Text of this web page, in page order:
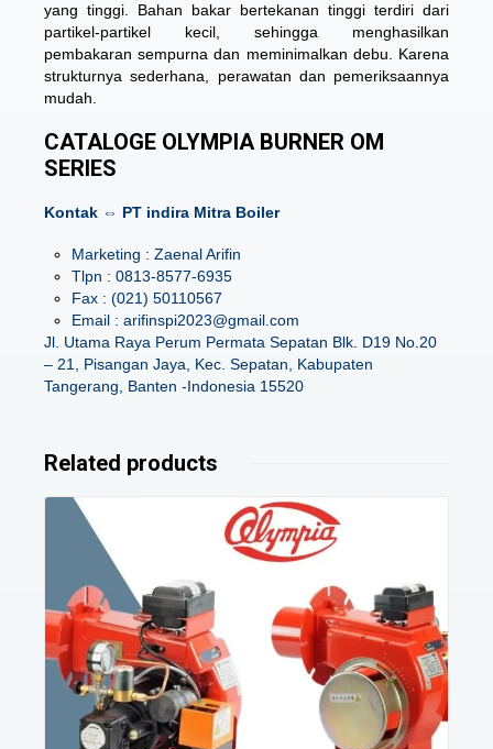
yang tinggi. Bahan bakar bertekanan tinggi terdiri dari
partikel-partikel kecil, sehingga menghasilkan
pembakaran sempurna dan meminimalkan debu. Karena
strukturnya sederhana, perawatan dan pemeriksaannya
mudah.
CATALOGE OLYMPIA BURNER OM
SERIES
Kontak ⇔ PT indira Mitra Boiler
Marketing : Zaenal Arifin
Tlpn : 0813-8577-6935
Fax : (021) 50110567
Email : arifinspi2023@gmail.com
Jl. Utama Raya Perum Permata Sepatan Blk. D19 No.20
– 21, Pisangan Jaya, Kec. Sepatan, Kabupaten
Tangerang, Banten -Indonesia 15520
Related products